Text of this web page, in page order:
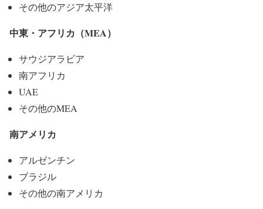
その他のアジア太平洋
中東・アフリカ（MEA）
サウジアラビア
南アフリカ
UAE
その他のMEA
南アメリカ
アルゼンチン
ブラジル
その他の南アメリカ